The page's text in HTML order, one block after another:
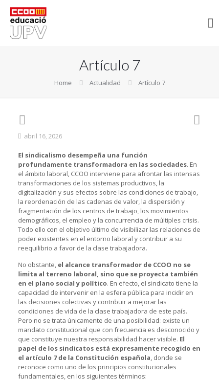
Artículo 7
Home Actualidad Artículo 7
abril 16, 2026
El sindicalismo desempeña una función
profundamente transformadora en las sociedades. En
el ámbito laboral, CCOO interviene para afrontar las intensas
transformaciones de los sistemas productivos, la
digitalización y sus efectos sobre las condiciones de trabajo,
la reordenación de las cadenas de valor, la dispersión y
fragmentación de los centros de trabajo, los movimientos
demográficos, el empleo y la concurrencia de múltiples crisis.
Todo ello con el objetivo último de visibilizar las relaciones de
poder existentes en el entorno laboral y contribuir a su
reequilibrio a favor de la clase trabajadora.
No obstante, el alcance transformador de CCOO no se
limita al terreno laboral, sino que se proyecta también
en el plano social y político. En efecto, el sindicato tiene la
capacidad de intervenir en la esfera pública para incidir en
las decisiones colectivas y contribuir a mejorar las
condiciones de vida de la clase trabajadora de este país.
Pero no se trata únicamente de una posibilidad: existe un
mandato constitucional que con frecuencia es desconocido y
que constituye nuestra responsabilidad hacer visible. El
papel de los sindicatos está expresamente recogido en
el artículo 7 de la Constitución española, donde se
reconoce como uno de los principios constitucionales
fundamentales, en los siguientes términos: